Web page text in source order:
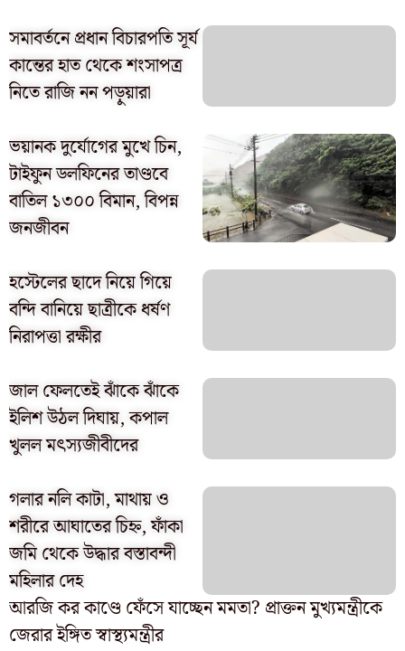
সমাবর্তনে প্রধান বিচারপতি সূর্য
কান্তের হাত থেকে শংসাপত্র
নিতে রাজি নন পড়ুয়ারা
ভয়ানক দুর্যোগের মুখে চিন,
টাইফুন ডলফিনের তাণ্ডবে
বাতিল ১৩০০ বিমান, বিপন্ন
জনজীবন
হস্টেলের ছাদে নিয়ে গিয়ে
বন্দি বানিয়ে ছাত্রীকে ধর্ষণ
নিরাপত্তা রক্ষীর
জাল ফেলতেই ঝাঁকে ঝাঁকে
ইলিশ উঠল দিঘায়, কপাল
খুলল মৎস্যজীবীদের
গলার নলি কাটা, মাথায় ও
শরীরে আঘাতের চিহ্ন, ফাঁকা
জমি থেকে উদ্ধার বস্তাবন্দী
মহিলার দেহ
আরজি কর কাণ্ডে ফেঁসে যাচ্ছেন মমতা? প্রাক্তন মুখ্যমন্ত্রীকে
জেরার ইঙ্গিত স্বাস্থ্যমন্ত্রীর